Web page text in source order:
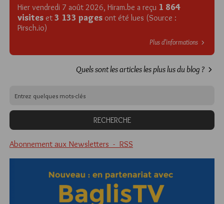
Hier vendredi 7 août 2026, Hiram.be a reçu 1 864
visites et 3 133 pages ont été lues (Source :
Pirsch.io)
Plus d’informations
Quels sont les articles les plus lus du blog ?
Abonnement aux Newsletters - RSS